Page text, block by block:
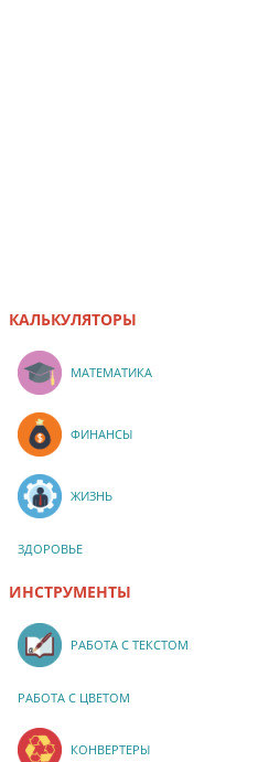
КАЛЬКУЛЯТОРЫ
МАТЕМАТИКА
ФИНАНСЫ
ЖИЗНЬ
ЗДОРОВЬЕ
ИНСТРУМЕНТЫ
РАБОТА С ТЕКСТОМ
РАБОТА С ЦВЕТОМ
КОНВЕРТЕРЫ